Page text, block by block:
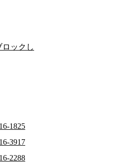
ックし
1825
3917
2288